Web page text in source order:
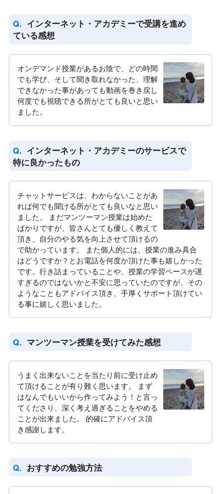
インターネット・アカデミーで受講を進め
ている感想
オンデマンド授業があるお陰で、どの時間
でも学び、そして聞き取れなかった、理解
できなかった事があっても動画を巻き戻し
何度でも視聴できる所がとても良いと思い
ました。
インターネット・アカデミーのサービスで
特に良かったもの
チャットサービスは、わからないことがあ
れば何でも聞ける所がとても良いなと思い
ました。 まだマンツーマン授業は始めた
ばかりですが、皆さんとても優しく教えて
頂き、自分のやる気を向上させて頂けるの
で助かっています。 また個人的には、授業の進み具合
はどうですか？とお電話を何度か頂けた事も嬉しかった
です。行き詰まっていることや、授業の学習ペースが遅
すぎるのではないかと不安に思っていたのですが、その
ようなこともアドバイス頂き、手厚くサポート頂けてい
る事に嬉しく思いました。
マンツーマン授業を受けてみた感想
うまく出来ないことを当たり前に受け止め
て頂けることが有り難く思います。 まず
はなんでもいいから作ってみよう！と言っ
てくださり、深く考え過ぎることをやめる
ことが出来ました。 的確にアドバイス頂
き感謝します。
おすすめの勉強方法